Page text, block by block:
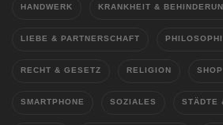
HANDWERK KRANKHEIT &
LIEBE & PARTNERSCHAFT
RECHT & GESETZ RELIGION
SMARTPHONE SOZIALES STÄDTE